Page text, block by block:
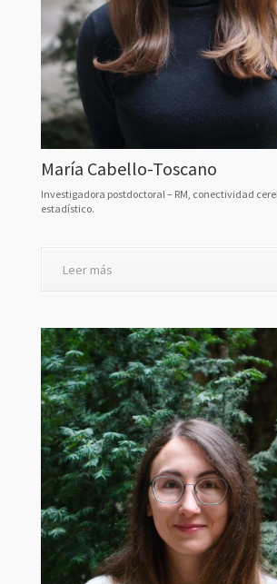
María Cabello-Toscano
Investigadora postdoctoral – RM, conectividad
estadístico.
Leer más